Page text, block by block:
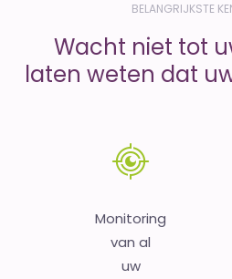
BELANGRIJKSTE
Wacht niet tot
laten weten dat
Monitoring
van al
uw